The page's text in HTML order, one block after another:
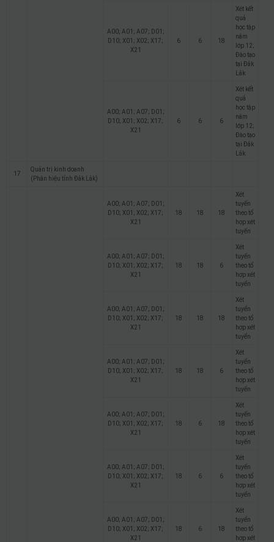
A00; A01; A07; D01;
D10; X01; X02; X17;
X21
6 6 18
Xét kết
quả
học tập
năm
lớp 12;
Đào tạo
tại Đắk
Lắk
A00; A01; A07; D01;
D10; X01; X02; X17;
X21
6 6 6
Xét kết
quả
học tập
năm
lớp 12;
Đào tạo
tại Đắk
Lắk
17
Quản trị kinh doanh
(Phân hiệu tỉnh Đắk Lắk)
A00; A01; A07; D01;
D10; X01; X02; X17;
X21
18 18 18
Xét
tuyển
theo tổ
hợp xét
tuyển
A00; A01; A07; D01;
D10; X01; X02; X17;
X21
18 18 6
Xét
tuyển
theo tổ
hợp xét
tuyển
A00; A01; A07; D01;
D10; X01; X02; X17;
X21
18 18 18
Xét
tuyển
theo tổ
hợp xét
tuyển
A00; A01; A07; D01;
D10; X01; X02; X17;
X21
18 18 6
Xét
tuyển
theo tổ
hợp xét
tuyển
A00; A01; A07; D01;
D10; X01; X02; X17;
X21
18 6 18
Xét
tuyển
theo tổ
hợp xét
tuyển
A00; A01; A07; D01;
D10; X01; X02; X17;
X21
18 6 6
Xét
tuyển
theo tổ
hợp xét
tuyển
A00; A01; A07; D01;
D10; X01; X02; X17;
X21
18 6 18
Xét
tuyển
theo tổ
hợp xét